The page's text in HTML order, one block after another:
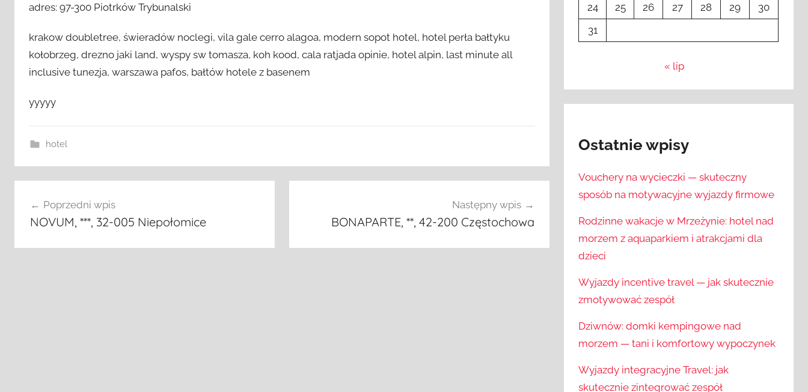
adres: 97-300 Piotrków Trybunalski
krakow doubletree, świeradów noclegi, vila gale cerro alagoa, modern sopot hotel, hotel perła bałtyku
kołobrzeg, drezno jaki land, wyspy sw tomasza, koh kood, cala ratjada opinie, hotel alpin, last minute all
inclusive tunezja, warszawa pafos, bałtów hotele z basenem
yyyyy
hotel
wpisuPoprzedni wpis
NOVUM, ***, 32-005 Niepołomice
Następny wpis
BONAPARTE, **, 42-200 Częstochowa
24
25 26 27 28 29
30
31
« lip
Ostatnie wpisy
Vouchery na wycieczki — skuteczny
sposób na motywacyjne wyjazdy firmowe
Rodzinne wakacje w Mrzeżynie: hotel nad
morzem z aquaparkiem i atrakcjami dla
dzieci
Wyjazdy incentive travel — jak skutecznie
zmotywować zespół
Dziwnów: domki kempingowe nad
morzem — tani i komfortowy wypoczynek
Wyjazdy integracyjne Travel: jak
skutecznie zintegrować zespół